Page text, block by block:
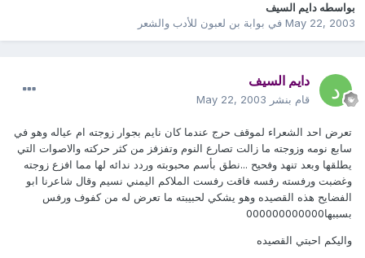
بواسطه دايم السيف
May 22, 2003في بوابة بن لعبون للأدب والشعر
دايم السيف
قام بنشر May 22, 2003
تعرض احد الشعراء لموقف حرج عندما كان نايم بجوار زوجته ام عياله وهو في
سابع نومه وزوجته ما زالت تصارع النوم وتفزفز من كثر حركته والاصوات التي
يطلقها وبعد تنهد وفحيح ...نطق بأسم محبوبته وردد ندائه لها مما افزع زوجته
وغضبت ورفسته رفسه فاقت رفست الملاكم اليمني نسيم وقال شاعرنا ابو
الفضايح هذه القصيده وهو يشكي لحبيبته ما تعرض له من كفوف ورفس
بسببها000000000000
واليكم احبتي القصيده